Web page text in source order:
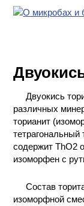
ВРЕДНЫЕ
ФАКТОРЫ
МЕТОДЫ
ХИМИИ
Двуокись
различных
торианит
содержит ThO2
изоморфен с
Состав
изоморфной